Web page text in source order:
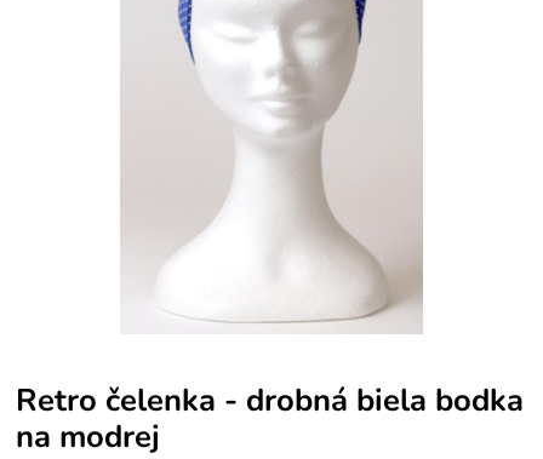
Retro čelenka - drobná biela bodka
na modrej